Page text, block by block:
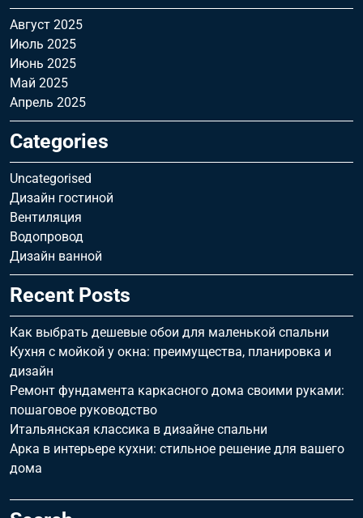
Август 2025
Июль 2025
Июнь 2025
Май 2025
Апрель 2025
Categories
Uncategorised
Дизайн гостиной
Вентиляция
Водопровод
Дизайн ванной
Recent Posts
Как выбрать дешевые обои для маленькой спальни
Кухня с мойкой у окна: преимущества, планировка и
дизайн
Ремонт фундамента каркасного дома своими руками:
пошаговое руководство
Итальянская классика в дизайне спальни
Арка в интерьере кухни: стильное решение для вашего
дома